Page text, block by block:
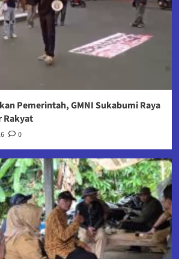
Pemerintah, GMNI Sukabumi Raya
Rakyat
0